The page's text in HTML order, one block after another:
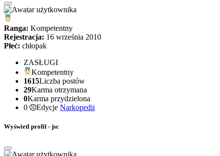
Ranga: Kompetentny
Rejestracja: 16 września 2010
Płeć: chłopak
ZASŁUGI
Kompetentny
1615Liczba postów
29Karma otrzymana
0Karma przydzielona
0
Edycje Narkopedii
Wyświetl profil - jsc